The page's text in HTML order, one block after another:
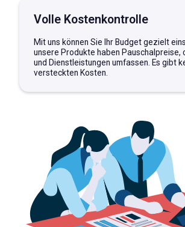
Volle Kostenkontrolle
Mit uns können Sie Ihr Budget gezielt
unsere Produkte haben Pauschalpreise,
und Dienstleistungen umfassen. Es gibt
versteckten Kosten.